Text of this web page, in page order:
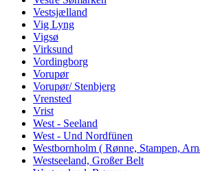
Vestsjælland
Vig Lyng
Vigsø
Virksund
Vordingborg
Vorupør
Vorupør/ Stenbjerg
Vrensted
Vrist
West - Seeland
West - Und Nordfünen
Westbornholm ( Rønne, Stampen,
Westseeland, Großer Belt